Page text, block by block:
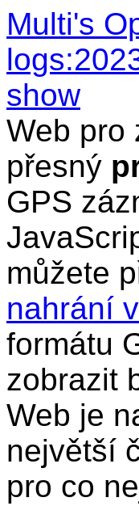
Multi's
show
Web pro
přesný
GPS
můžete
nahrání
formátu
zobrazit
Web je
největší
pro co